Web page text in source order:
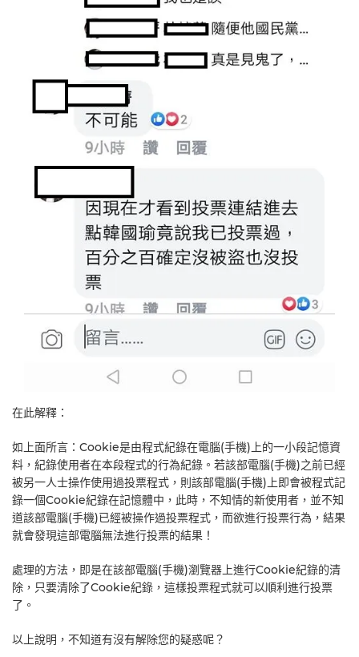
在此解釋：
如上面所言：Cookie是由程式紀錄在電腦(手機)上的一小段記憶資
料，紀錄使用者在本段程式的行為紀錄。若該部電腦(手機)之前已經
被另一人士操作使用過投票程式，則該部電腦(手機)上即會被程式記
錄一個Cookie紀錄在記憶體中，此時，不知情的新使用者，並不知
道該部電腦(手機)已經被操作過投票程式，而欲進行投票行為，結果
就會發現這部電腦無法進行投票的結果！
處理的方法，即是在該部電腦(手機)瀏覽器上進行Cookie紀錄的清
除，只要清除了Cookie紀錄，這樣投票程式就可以順利進行投票
了。
以上說明，不知道有沒有解除您的疑惑呢？